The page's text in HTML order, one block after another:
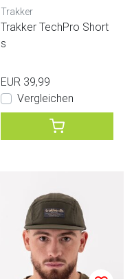
Trakker
Trakker TechPro Short
s
EUR 39,99
Vergleichen